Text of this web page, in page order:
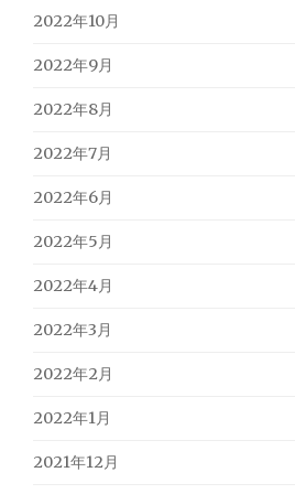
2022年10月
2022年9月
2022年8月
2022年7月
2022年6月
2022年5月
2022年4月
2022年3月
2022年2月
2022年1月
2021年12月